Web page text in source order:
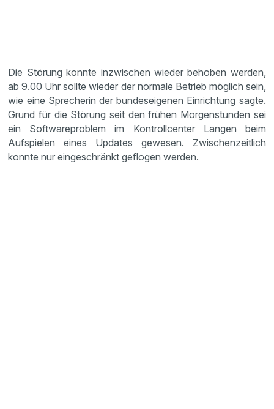
Die Störung konnte inzwischen wieder behoben werden,
ab 9.00 Uhr sollte wieder der normale Betrieb möglich sein,
wie eine Sprecherin der bundeseigenen Einrichtung sagte.
Grund für die Störung seit den frühen Morgenstunden sei
ein Softwareproblem im Kontrollcenter Langen beim
Aufspielen eines Updates gewesen. Zwischenzeitlich
konnte nur eingeschränkt geflogen werden.